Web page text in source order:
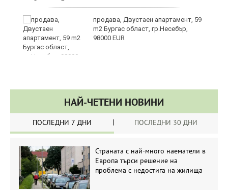
продава, Двустаен апартамент, 59
m2 Бургас област, гр.Несебър,
98000 EUR
НАЙ-ЧЕТЕНИ НОВИНИ
ПОСЛЕДНИ 7 ДНИ ПОСЛЕДНИ 30 ДНИ
Страната с най-много наематели в
Европа търси решение на
проблема с недостига на жилища